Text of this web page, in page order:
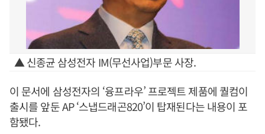
▲ 신종균 삼성전자 IM(무선사업)부문 사장.
이 문서에 삼성전자의 ‘융프라우’ 프로젝트 제품에 퀄컴이
출시를 앞둔 AP ‘스냅드래곤820’이 탑재된다는 내용이 포
함됐다.